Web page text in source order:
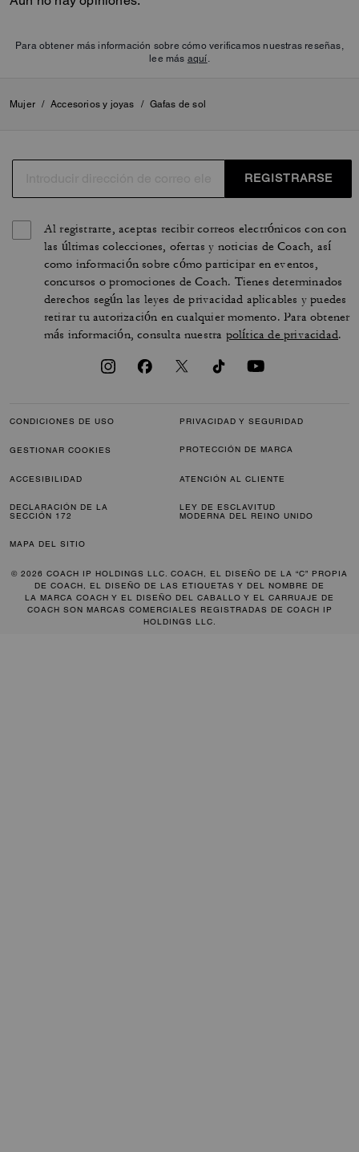
Para obtener más información sobre cómo verificamos nuestras reseñas,
lee más aquí
Mujer / Accesorios y joyas / Gafas de sol
REGISTRARSE
Al registrarte, aceptas recibir correos electrónicos con con
las últimas colecciones, ofertas y noticias de Coach, así
como información sobre cómo participar en eventos,
concursos o promociones de Coach. Tienes determinados
derechos según las leyes de privacidad aplicables y puedes
retirar tu autorización en cualquier momento. Para obtener
más información, consulta nuestra política de privacidad.
CONDICIONES DE USO PRIVACIDAD Y SEGURIDAD
GESTIONAR COOKIES PROTECCIÓN DE MARCA
ACCESIBILIDAD ATENCIÓN AL CLIENTE
DECLARACIÓN DE LA
SECCIÓN 172
LEY DE ESCLAVITUD
MODERNA DEL REINO UNIDO
MAPA DEL SITIO
© 2026 COACH IP HOLDINGS LLC. COACH, EL DISEÑO DE LA “C” PROPIA
DE COACH, EL DISEÑO DE LAS ETIQUETAS Y DEL NOMBRE DE
LA MARCA COACH Y EL DISEÑO DEL CABALLO Y EL CARRUAJE DE
COACH SON MARCAS COMERCIALES REGISTRADAS DE COACH IP
HOLDINGS LLC.